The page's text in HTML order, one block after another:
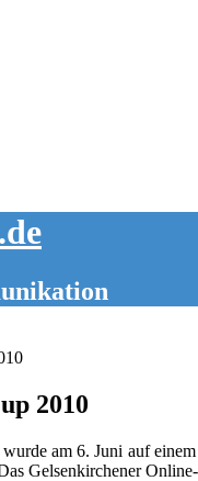
2010
am 6. Juni auf
Gelsenkirchener